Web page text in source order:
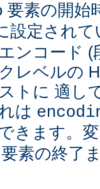
要素の開始
設定され
ンコード
レベルの
トに 適し
は
きます。
素の終了